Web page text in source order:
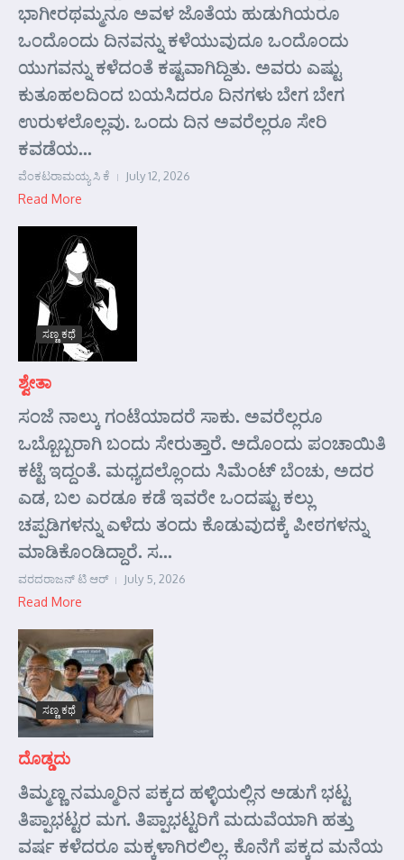
ಭಾಗೀರಥಮ್ಮನೂ ಅವಳ ಜೊತೆಯ ಹುಡುಗಿಯರೂ
ಒಂದೊಂದು ದಿನವನ್ನು ಕಳೆಯುವುದೂ ಒಂದೊಂದು
ಯುಗವನ್ನು ಕಳೆದಂತೆ ಕಷ್ಟವಾಗಿದ್ದಿತು. ಅವರು ಎಷ್ಟು
ಕುತೂಹಲದಿಂದ ಬಯಸಿದರೂ ದಿನಗಳು ಬೇಗ ಬೇಗ
ಉರುಳಲೊಲ್ಲವು. ಒಂದು ದಿನ ಅವರೆಲ್ಲರೂ ಸೇರಿ
ಕವಡೆಯ...
ವೆಂಕಟರಾಮಯ್ಯ ಸಿ ಕೆ July 12, 2026
Read More
ಸಣ್ಣ ಕಥೆ
ಶ್ವೇತಾ
ಸಂಜೆ ನಾಲ್ಕು ಗಂಟೆಯಾದರೆ ಸಾಕು. ಅವರೆಲ್ಲರೂ
ಒಬ್ಬೊಬ್ಬರಾಗಿ ಬಂದು ಸೇರುತ್ತಾರೆ. ಅದೊಂದು ಪಂಚಾಯಿತಿ
ಕಟ್ಟೆ ಇದ್ದಂತೆ. ಮಧ್ಯದಲ್ಲೊಂದು ಸಿಮೆಂಟ್ ಬೆಂಚು, ಅದರ
ಎಡ, ಬಲ ಎರಡೂ ಕಡೆ ಇವರೇ ಒಂದಷ್ಟು ಕಲ್ಲು
ಚಪ್ಪಡಿಗಳನ್ನು ಎಳೆದು ತಂದು ಕೊಡುವುದಕ್ಕೆ ಪೀಠಗಳನ್ನು
ಮಾಡಿಕೊಂಡಿದ್ದಾರೆ. ಸ...
ವರದರಾಜನ್ ಟಿ ಆರ್ July 5, 2026
Read More
ಸಣ್ಣ ಕಥೆ
ದೊಡ್ಡದು
ತಿಮ್ಮಣ್ಣ ನಮ್ಮೂರಿನ ಪಕ್ಕದ ಹಳ್ಳಿಯಲ್ಲಿನ ಅಡುಗೆ ಭಟ್ಟ
ತಿಪ್ಪಾಭಟ್ಟರ ಮಗ. ತಿಪ್ಪಾಭಟ್ಟರಿಗೆ ಮದುವೆಯಾಗಿ ಹತ್ತು
ವರ್ಷ ಕಳೆದರೂ ಮಕ್ಕಳಾಗಿರಲಿಲ್ಲ. ಕೊನೆಗೆ ಪಕ್ಕದ ಮನೆಯ